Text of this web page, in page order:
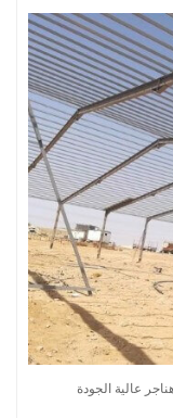
عالية الجودة